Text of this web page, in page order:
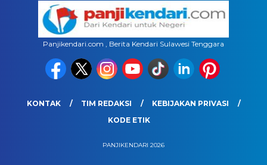
Panjikendari.com , Berita Kendari Sulawesi Tenggara
KONTAK TIM REDAKSI
KEBIJAKAN PRIVASI
KODE ETIK
PANJIKENDARI 2026